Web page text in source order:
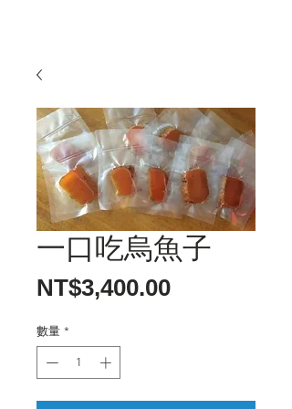
一口吃烏魚子
NT$3,400.00價
數量 *